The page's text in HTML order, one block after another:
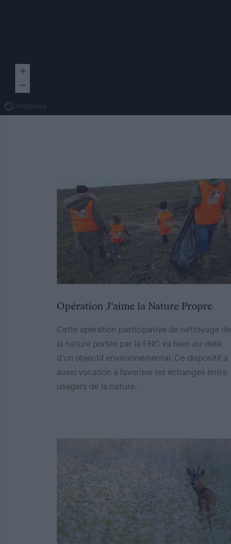
Opération J'aime la Nature Propre
Cette opération participative de nettoyage de
la nature portée par la FNC va bien au-delà
d'un objectif environnemental. Ce dispositif a
aussi vocation à favoriser les échanges entre
usagers de la nature.